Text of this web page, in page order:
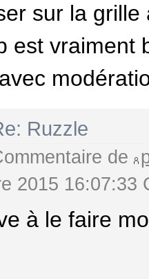
sur la grille
est vraiment
Ruzzle
de
2015 16:07:33
à le faire